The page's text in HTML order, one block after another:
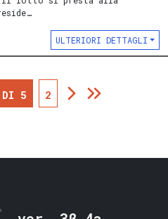
ULTERIORI DETTAGLI
DI 5 2